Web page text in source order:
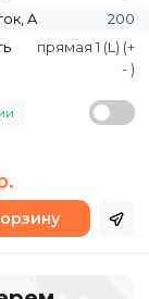
A
200
прямая 1 (L) (+
- )